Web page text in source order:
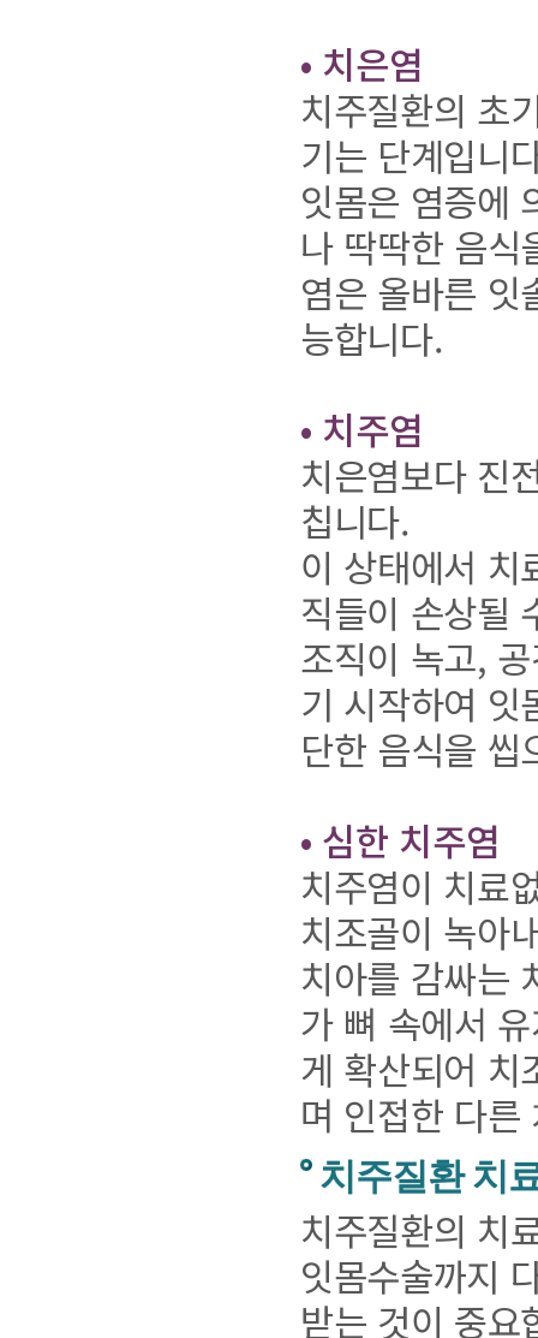
• 치은염
치주질환의 초
기는 단계입니
잇몸은 염증에
나 딱딱한 음식
염은 올바른 잇
능합니다.
• 치주염
치은염보다 진
칩니다.
이 상태에서 치
직들이 손상될
조직이 녹고,
기 시작하여 잇
단한 음식을 씹
• 심한 치주염
치주염이 치료
치조골이 녹아
치아를 감싸는
가 뼈 속에서
게 확산되어 치
며 인접한 다른
치주질환 치
치주질환의 치
잇몸수술까지
받는 것이 중요